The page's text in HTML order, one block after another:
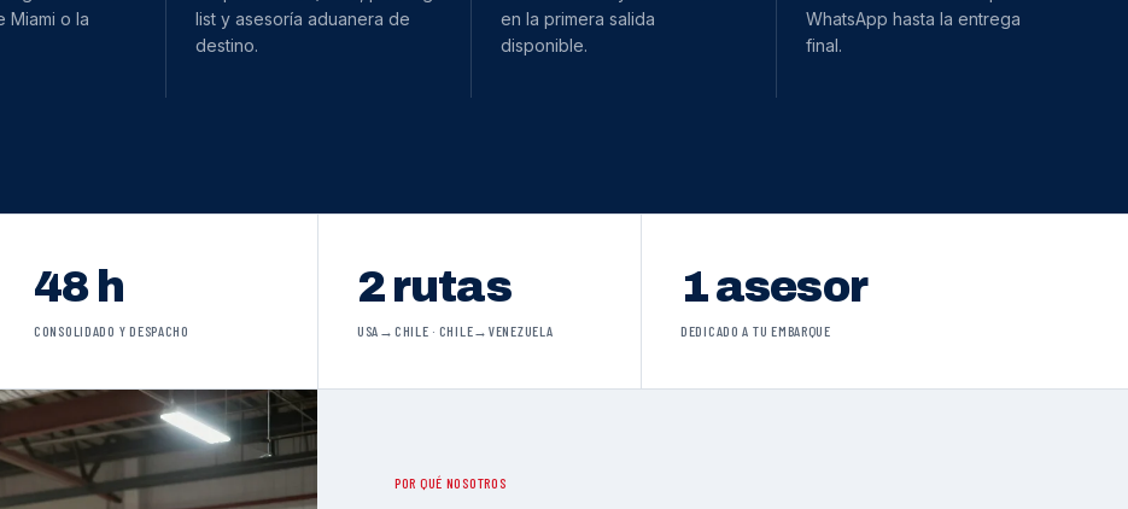
Miami o la
list y asesoría aduanera de
destino.
en la primera salida
disponible.
WhatsApp hasta la entrega
final.
48 h
CONSOLIDADO Y DESPACHO
2 rutas
USA→CHILE · CHILE→VENEZUELA
1 asesor
DEDICADO A TU EMBARQUE
POR QUÉ NOSOTROS